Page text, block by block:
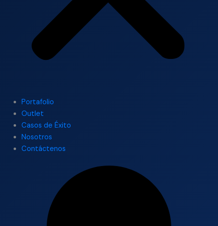
Portafolio
Outlet
Casos de Éxito
Nosotros
Contáctenos